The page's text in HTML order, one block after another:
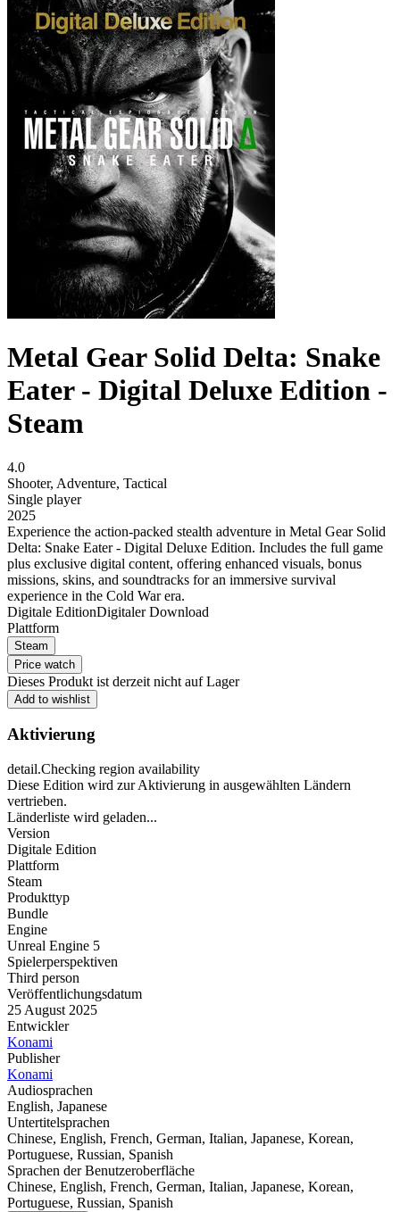
Metal Gear Solid Delta: Snake
Eater - Digital Deluxe Edition -
Steam
4.0
Shooter, Adventure, Tactical
Single player
2025
Experience the action-packed stealth adventure in Metal Gear Solid
Delta: Snake Eater - Digital Deluxe Edition. Includes the full game
plus exclusive digital content, offering enhanced visuals, bonus
missions, skins, and soundtracks for an immersive survival
experience in the Cold War era.
Digitale EditionDigitaler Download
Plattform
Steam
Price watch
Dieses Produkt ist derzeit nicht auf Lager
Add to wishlist
Aktivierung
detail.Checking region availability
Diese Edition wird zur Aktivierung in ausgewählten Ländern
vertrieben.
Länderliste wird geladen...
Version
Digitale Edition
Plattform
Steam
Produkttyp
Bundle
Engine
Unreal Engine 5
Spielerperspektiven
Third person
Veröffentlichungsdatum
25 August 2025
Entwickler
Konami
Publisher
Konami
Audiosprachen
English, Japanese
Untertitelsprachen
Chinese, English, French, German, Italian, Japanese, Korean,
Portuguese, Russian, Spanish
Sprachen der Benutzeroberfläche
Chinese, English, French, German, Italian, Japanese, Korean,
Portuguese, Russian, Spanish